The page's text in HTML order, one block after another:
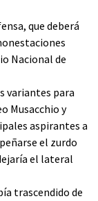
que deberá
Nacional de
variantes para
Musacchio y
aspirantes a
el zurdo
el lateral
trascendido de